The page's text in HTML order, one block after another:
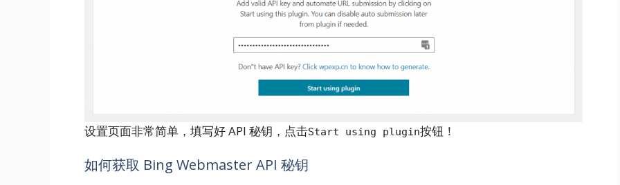
设置页面非常简单，填写好 API 秘钥，点击Start using plugin按钮！
如何获取 Bing Webmaster API 秘钥